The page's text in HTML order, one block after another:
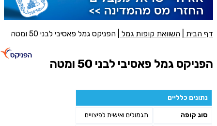
דף הבית השוואת קופות גמל הפניקס גמל פאסיבי לבני 50 ומטה
הפניקס גמל פאסיבי לבני 50 ומטה
נתונים כלליים
סוג קופה תגמולים ואישית לפיצויים
סכום חיסכון בקרן
אני מאשר את תנאיי השימוש והפרטיות של האתר
מאשר כי פרטיי ישמשו לקבלת פניות והצעות שיווקיות למוצרים
פנסיוניים\ביטוח באמצעות טלפון, מייל או SMS מאיתנו או צד שלישי